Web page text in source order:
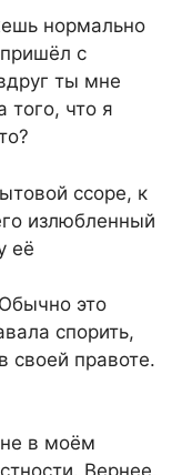
нормально
с
ты мне
того, что я
ссоре, к
излюбленный
её
это
спорить,
своей правоте.
в моём